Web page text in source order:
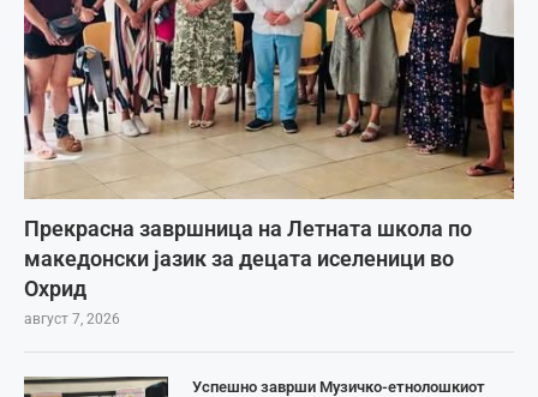
Прекрасна завршница на Летната школа по
македонски јазик за децата иселеници во
Охрид
август 7, 2026
Успешно заврши Музичко-етнолошкиот